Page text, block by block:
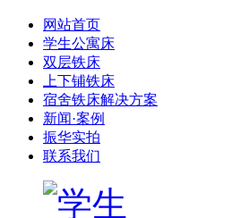
网站首页
学生公寓床
双层铁床
上下铺铁床
宿舍铁床解决方案
新闻·案例
振华实拍
联系我们